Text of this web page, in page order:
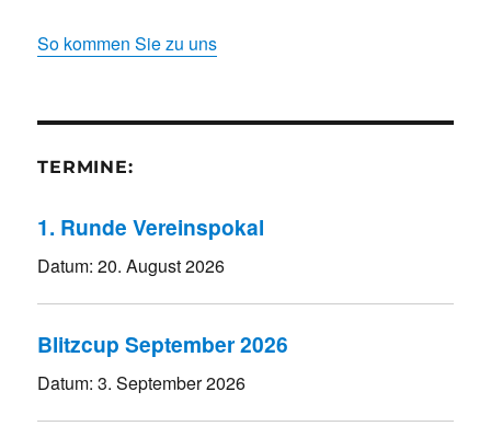
So kommen Sie zu uns
TERMINE:
1. Runde Vereinspokal
Datum:20. August 2026
Blitzcup September 2026
Datum:3. September 2026